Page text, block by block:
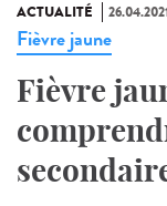
ACTUALITÉ
Fièvre jaune
Fièvre